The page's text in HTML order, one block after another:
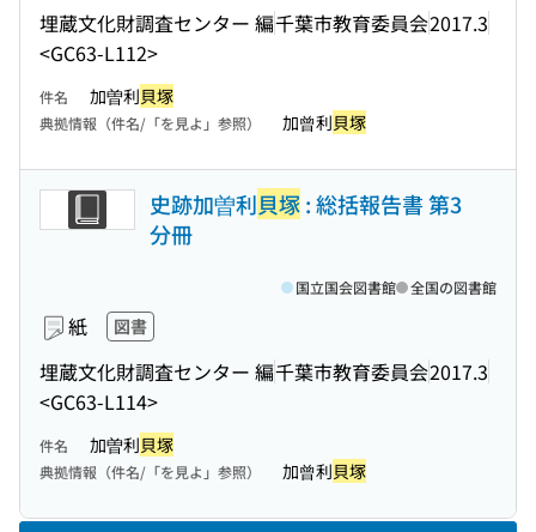
埋蔵文化財調査センター 編千葉市教育委員会2017.3
<GC63-L112>
件名 加曽利貝塚
典拠情報（件名/「を見よ」参照） 加曾利貝塚
史跡加曽利貝塚: 総括報告書 第3
分冊
紙 図書
埋蔵文化財調査センター 編千葉市教育委員会2017.3
<GC63-L114>
国立国会図書館 全国の図書館
件名 加曽利貝塚
典拠情報（件名/「を見よ」参照） 加曾利貝塚